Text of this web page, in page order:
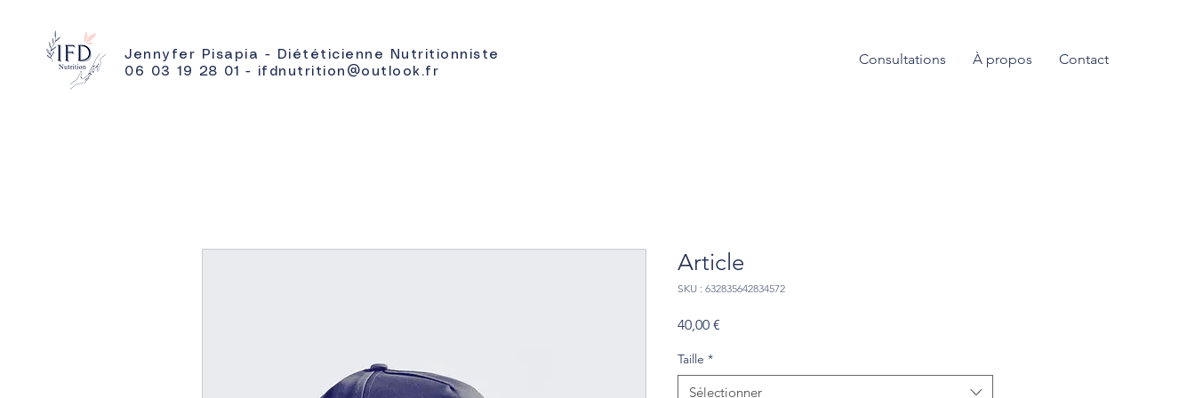
Jennyfer Pisapia - Diététicienne Nutritionniste
06 03 19 28 01 - ifdnutrition@outlook.fr
Consultations À propos Contact
Article
SKU : 632835642834572
40,00 €
Taille *
Sélectionner